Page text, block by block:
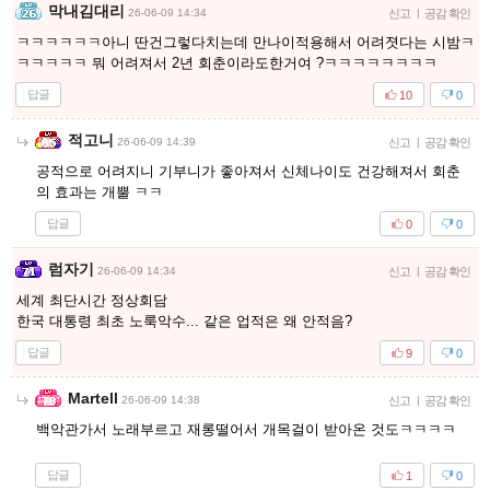
막내김대리 26-06-09 14:34 신고 | 공감 확인
ㅋㅋㅋㅋㅋㅋ아니 딴건그렇다치는데 만나이적용해서 어려졋다는 시밤ㅋ
ㅋㅋㅋㅋㅋ 뭐 어려져서 2년 회춘이라도한거여 ?ㅋㅋㅋㅋㅋㅋㅋㅋ
답글 0
10
적고니 26-06-09 14:39 신고 | 공감 확인
공적으로 어려지니 기부니가 좋아져서 신체나이도 건강해져서 회춘
의 효과는 개뿔 ㅋㅋ
답글 0
0
럼자기 26-06-09 14:34 신고 | 공감 확인
세계 최단시간 정상회담
한국 대통령 최초 노룩악수... 같은 업적은 왜 안적음?
답글 0
9
Martell 26-06-09 14:38 신고 | 공감 확인
백악관가서 노래부르고 재롱떨어서 개목걸이 받아온 것도ㅋㅋㅋㅋ
답글 0
1